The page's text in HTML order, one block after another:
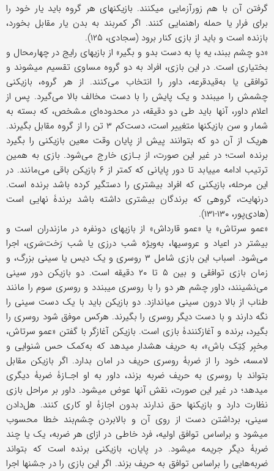
گرفتن آن با هم زورآزمایی می‎کنند. بازیکنهای هر گروه باید یار خود را
برای فرار یا حمله راهنمایی ‎کنند. اگر کمربند به بدن یار مقابل بخورد،
بازنده است و باید از بازی کنار ‎برود (سجادی، ۱۲۵).
«دو چشم ببند، یه پا به‌ دست بدو و بگیر» از بازیهای رایج در چهارمحال و
بختیاری است. در این بازی، افراد به دو گروه مساوی تقسیم می‎شوند و
توافقی یا به‌قیدقرعه، داور را انتخاب می‌کنند. از هر گروه، بازیکنی
چشمش را می‎بندد و یک پایش را با دست مخالف بالا می‌گیرد. پس از
اعلام داور، آنها باید طی دو دقیقه، در محدوده‌‌ای مشخص، که بسته به
شمار و سن بازیکنها متغییر است، دست‌کم ۳ تن را از گروه مقابل بگیرند.
هریک از آن دو که بتوانند پیش از پایان وقت معین بازیکنی را بگیرد
برنده است؛ در غیر این صورت، از بـازی خارج می‌شود. بازی به همین
ترتیب ادامه می‎یابد تا دور پایانی که کمتر از ۶ بازیکن باقی می‌مانند. در
این مرحله، بازیکنی که افراد بیشتری را دستگیر کرده باشد برنده است.
درنهایت، گروهی که برندگان بیشتری داشته باشد برندۀ نهایی است
(هادی‌پور، ۱۳۰-۱۳۱).
«عمو سرتاش» یا «عمو قارداش» از بازیهای دونفره در مازندران است و
بیشتر در اعیاد و عروسیها، به‌ویژه شب درزی یا شب رَخت‌سَری، اجرا
می‌شود. اسباب این بازی شامل ۳ روسری و یک دیس یا سینی بزرگ، و
زمان بازی توافقی و بین ۵ تا ۲۰ دقیقه است. دو بازیکن دور سینی
می‌نشینند، داور چشم هر دو را با روسری می‎بندد و روسری سوم را مانند
طناب از بالا درون سینی می‎اندازد. دو بازیکن باید با یک دست سینی را
نگه دارند و با دست دیگر روسری را بگیرند. هرکس موفق شود روسری را
بگیرد، برنده و آغازکنندۀ بازی است. بازیکن آغازگر با گفتن «عمو سرتاش،
مِخبِر کِتِک ‎باش»، به حریف هشدار می‎دهد که به‌کمک حس شنوایی و
لامسه، خود را از ضربۀ روسری حریف در امان بدارد. اگر بازیکن مقابل
بتواند با روسری به حریف ضربه بزند، داور به او اجـازۀ ضربۀ دیگری
می‎دهد؛ در غیر این صورت، نقش آنها عوض می‎شود. داور بر مراحل بازی
نظارت دارد و بازیکنها حق ندارند بدون اجازۀ او کاری کنند. هل‌دادن
سینی، برداشتن دست از روی آن و بالا‌بردن چشم‌بند خطا محسوب
می‎‎شود و براساس توافق اولیه، فرد خاطی در ازای هر ضربه، یک یا چند
ضربۀ دیگر جریمه می‎شود. در پایان، بازیکنی برنده است که بتواند
ضربه‌هایی را براساس توافق به حریف بزند. اگر این بازی را در جشنها اجرا